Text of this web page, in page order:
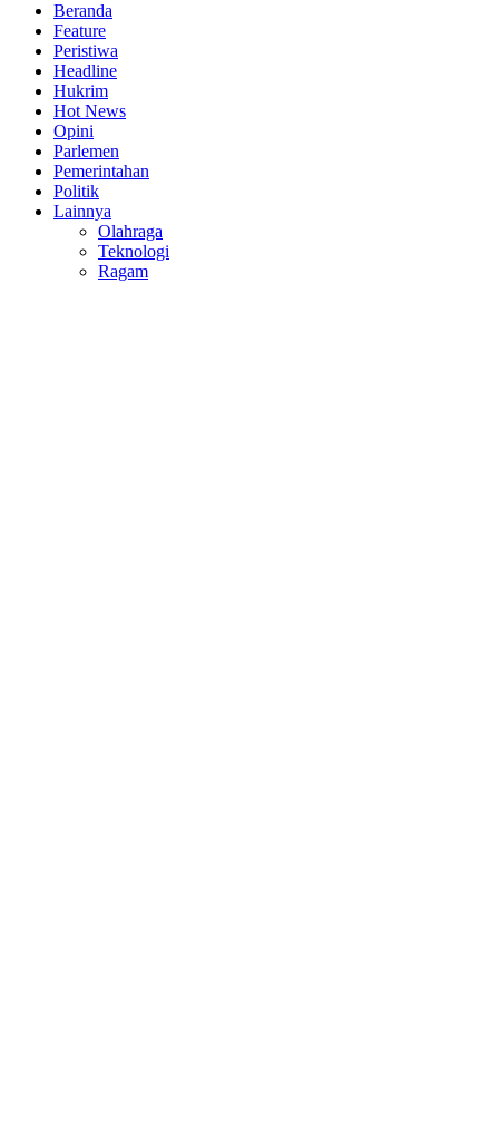
Beranda
Feature
Peristiwa
Headline
Hukrim
Hot News
Opini
Parlemen
Pemerintahan
Politik
Lainnya
Olahraga
Teknologi
Ragam